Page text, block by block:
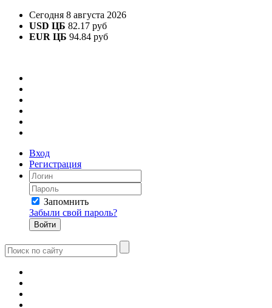
Сегодня 8 августа 2026
USD ЦБ 82.17 руб
EUR ЦБ 94.84 руб
Вход
Регистрация
Запомнить
Забыли свой пароль?